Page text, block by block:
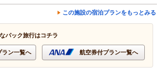
この施設の宿泊プランをもっとみる
パック旅行はコチラ
ラン一覧へ 航空券付プラン一覧へ